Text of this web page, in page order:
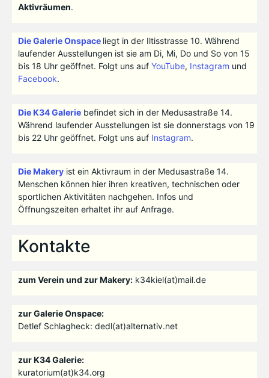
Aktivräumen.
Die Galerie Onspace liegt in der Iltisstrasse 10. Während
laufender Ausstellungen ist sie am Di, Mi, Do und So von 15
bis 18 Uhr geöffnet. Folgt uns auf YouTube, Instagram und
Facebook.
Die K34 Galeriebefindet sich in der Medusastraße 14.
Während laufender Ausstellungen ist sie donnerstags von 19
bis 22 Uhr geöffnet. Folgt uns auf Instagram.
Die Makeryist ein Aktivraum in der Medusastraße 14.
Menschen können hier ihren kreativen, technischen oder
sportlichen Aktivitäten nachgehen. Infos und
Öffnungszeiten erhaltet ihr auf Anfrage.
Kontakte
zum Verein und zur Makery:k34kiel(at)mail.de
zur Galerie Onspace:
Detlef Schlagheck: dedl(at)alternativ.net
zur K34 Galerie:
kuratorium(at)k34.org